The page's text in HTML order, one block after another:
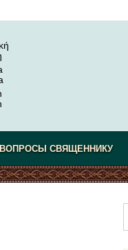
ВОПРОСЫ СВЯЩЕННИКУ